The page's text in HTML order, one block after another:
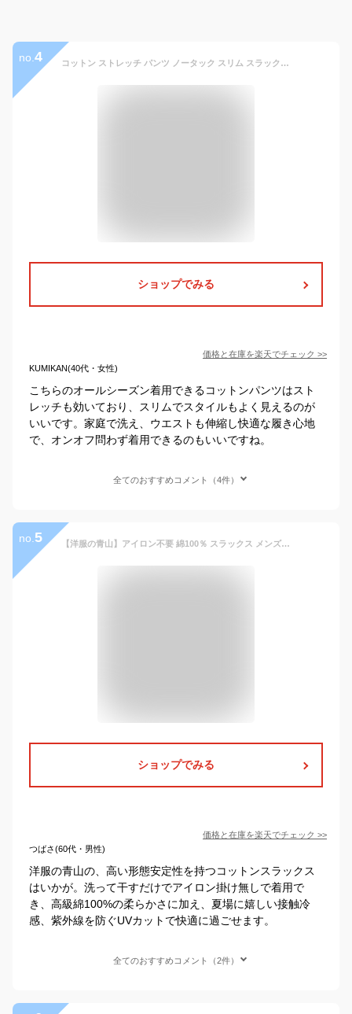
no. 4 コットン ストレッチ パンツ ノータック スリム スラックス メンズ ウォッシャブル 洗える 春夏秋冬 オールシーズン ビジネス カジュアル ビジカジ オシャレ チノパン
ショップでみる
価格と在庫を楽天でチェック >>
KUMIKAN(40代・女性)
こちらのオールシーズン着用できるコットンパンツはスト
レッチも効いており、スリムでスタイルもよく見えるのが
いいです。家庭で洗え、ウエストも伸縮し快適な履き心地
で、オンオフ問わず着用できるのもいいですね。
全てのおすすめコメント（4件）
no. 5 【洋服の青山】アイロン不要 綿100％ スラックス メンズ スリム 春夏用 ネイビー 紺 無地 ノータック 涼しい シワになりにくい 洗える 接触冷感 形態安定 ウォッシャブル ストレッチ ビジネス カジュアル ビジカジ 夏 夏用 ボトムス パンツ ストレッチパンツ NON IRONMAX
ショップでみる
価格と在庫を楽天でチェック >>
つばさ(60代・男性)
洋服の青山の、高い形態安定性を持つコットンスラックス
はいかが。洗って干すだけでアイロン掛け無しで着用で
き、高級綿100%の柔らかさに加え、夏場に嬉しい接触冷
感、紫外線を防ぐUVカットで快適に過ごせます。
全てのおすすめコメント（2件）